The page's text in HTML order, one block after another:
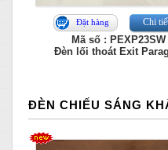
Đặt hàng Chi
Mã số : PEXP23SW
Đèn lối thoát Exit
ĐÈN CHIẾU SÁNG